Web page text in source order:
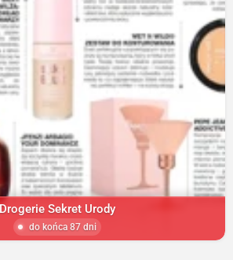
Drogerie Sekret Urody
do końca 87 dni